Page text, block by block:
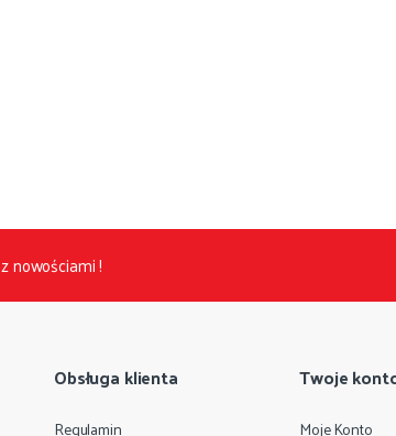
z nowościami !
Obsługa klienta
Regulamin
Twoje
Moje Konto